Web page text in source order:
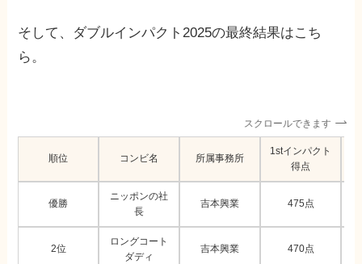
そして、ダブルインパクト2025の最終結果はこち
ら。
スクロールできます
順位 コンビ名 所属事務所
1stインパクト
得点
優勝
ニッポンの社
長
吉本興業 475点
2位
ロングコート
ダディ
吉本興業 470点